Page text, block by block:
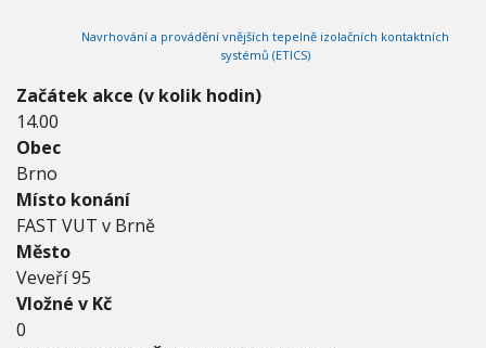
-
2
6
.
0
3
.
2
0
2
0
Navrhování a provádění vnějších tepelně izolačních kontaktních
systémů (ETICS)
Začátek akce (v kolik hodin)
14.00
Obec
Brno
Místo konání
FAST VUT v Brně
Město
Veveří 95
Vložné v Kč
0